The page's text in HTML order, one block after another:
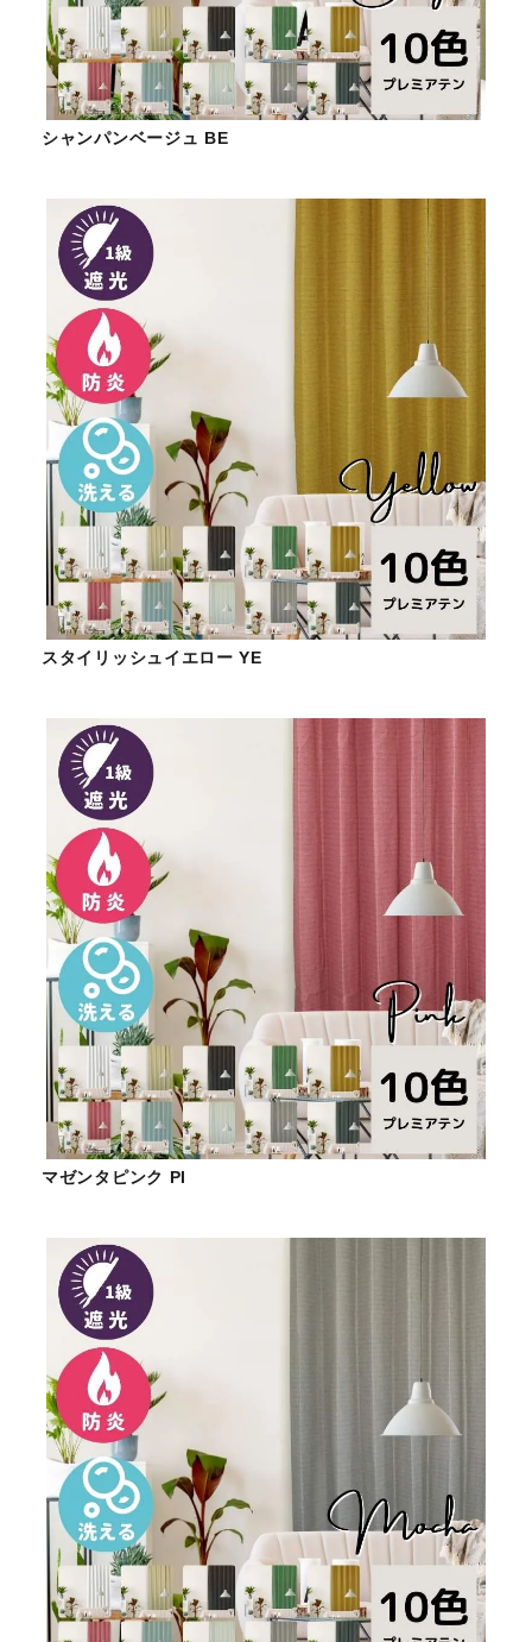
シャンパンベージュ BE
スタイリッシュイエロー YE
マゼンタピンク PI